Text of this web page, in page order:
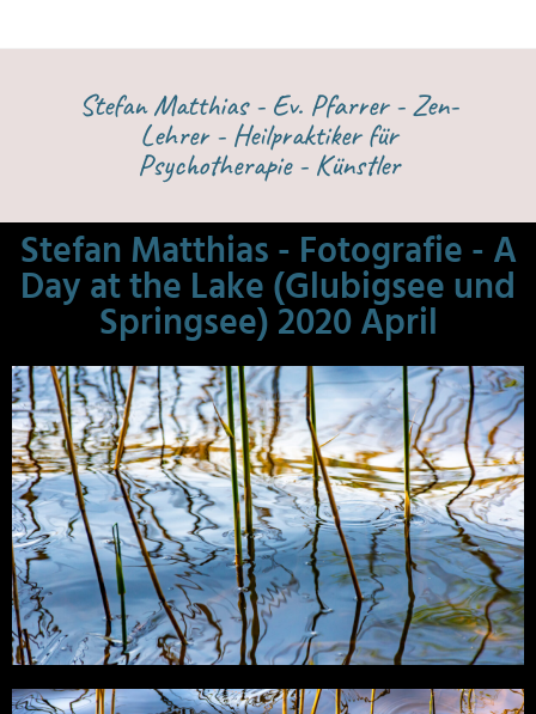
Stefan Matthias - Ev. Pfarrer - Zen-
Lehrer - Heilpraktiker für
Psychotherapie - Künstler
Stefan Matthias - Fotografie - A
Day at the Lake (Glubigsee und
Springsee) 2020 April